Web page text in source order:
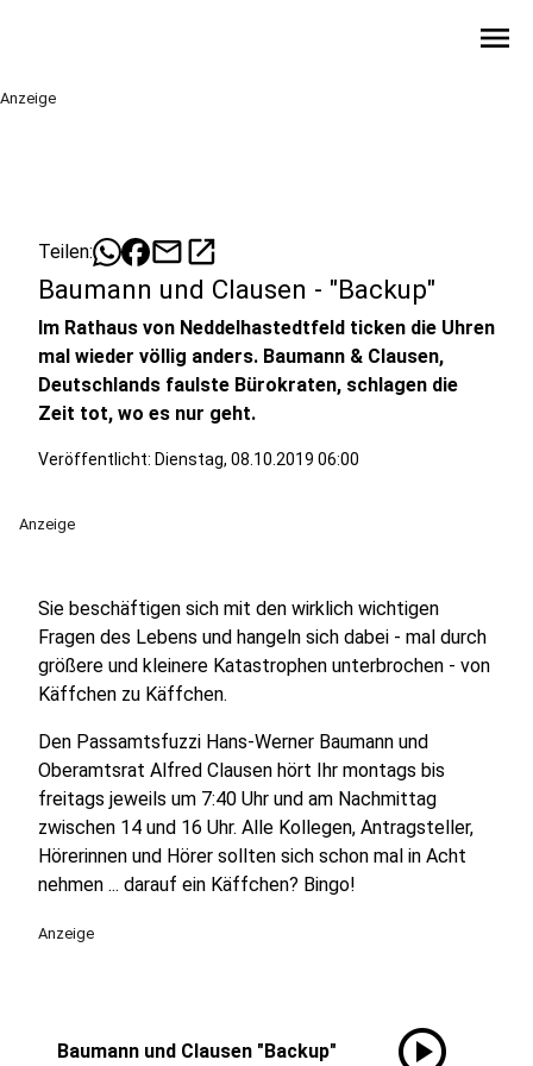
menu
Anzeige
Teilen: mailopen_in_new
Baumann und Clausen - "Backup"
Im Rathaus von Neddelhastedtfeld ticken die Uhren
mal wieder völlig anders. Baumann & Clausen,
Deutschlands faulste Bürokraten, schlagen die
Zeit tot, wo es nur geht.
Veröffentlicht: Dienstag, 08.10.2019 06:00
Anzeige
Sie beschäftigen sich mit den wirklich wichtigen
Fragen des Lebens und hangeln sich dabei - mal durch
größere und kleinere Katastrophen unterbrochen - von
Käffchen zu Käffchen.
Den Passamtsfuzzi Hans-Werner Baumann und
Oberamtsrat Alfred Clausen hört Ihr montags bis
freitags jeweils um 7:40 Uhr und am Nachmittag
zwischen 14 und 16 Uhr. Alle Kollegen, Antragsteller,
Hörerinnen und Hörer sollten sich schon mal in Acht
nehmen ... darauf ein Käffchen? Bingo!
Anzeige
Baumann und Clausen "Backup" play_circle